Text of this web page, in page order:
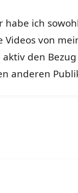
habe ich
Videos von
aktiv den
anderen